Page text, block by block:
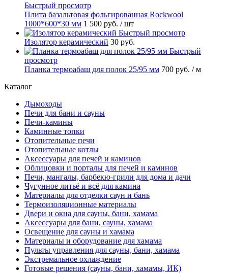
Быстрый просмотр
Плита базальтовая фольгированная Rockwool
1000*600*30 мм 1 500 руб. / шт
Быстрый просмотр
Изолятор керамический 30 руб.
Быстрый
просмотр
Планка термоабаш для полок 25/95 мм 700 руб. / м
Каталог
Дымоходы
Печи для бани и сауны
Печи-камины
Каминные топки
Отопительные печи
Отопительные котлы
Аксессуары для печей и каминов
Облицовки и порталы для печей и каминов
Печи, мангалы, барбекю-грили для дома и дачи
Чугунное литьё и всё для камина
Материалы для отделки саун и бань
Термоизоляционные материалы
Двери и окна для сауны, бани, хамама
Аксессуары для бани, сауны, хамама
Освещение для сауны и хамама
Материалы и оборудование для хамама
Пульты управления для сауны, бани, хамама
Экстремальное охлаждение
Готовые решения (сауны, бани, хамамы, ИК)